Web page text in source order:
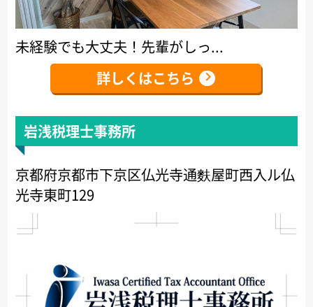
未経験でも大丈夫！先輩がしっ...
詳しくはこちら
岩浅税理士事務所
京都府京都市下京区仏光寺通麩屋町西入ル仏
光寺東町129